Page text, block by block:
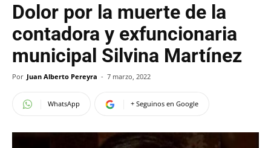
Dolor por la muerte de la
contadora y exfuncionaria
municipal Silvina Martínez
Por Juan Alberto Pereyra - 7 marzo, 2022
WhatsApp + Seguinos en Google